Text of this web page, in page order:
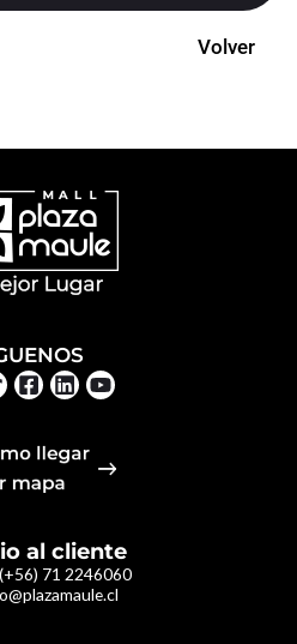
Volver
al cliente
(+56) 71 2246060